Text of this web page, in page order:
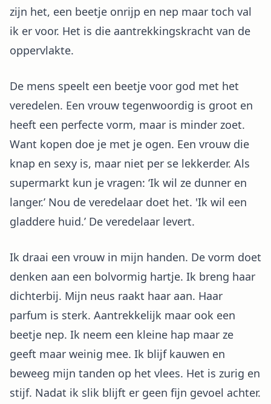
zijn het, een beetje onrijp en nep maar toch val
ik er voor. Het is die aantrekkingskracht van de
oppervlakte.
De mens speelt een beetje voor god met het
veredelen. Een vrouw tegenwoordig is groot en
heeft een perfecte vorm, maar is minder zoet.
Want kopen doe je met je ogen. Een vrouw die
knap en sexy is, maar niet per se lekkerder. Als
supermarkt kun je vragen: ‘Ik wil ze dunner en
langer.’ Nou de veredelaar doet het. 'Ik wil een
gladdere huid.’ De veredelaar levert.
Ik draai een vrouw in mijn handen. De vorm doet
denken aan een bolvormig hartje. Ik breng haar
dichterbij. Mijn neus raakt haar aan. Haar
parfum is sterk. Aantrekkelijk maar ook een
beetje nep. Ik neem een kleine hap maar ze
geeft maar weinig mee. Ik blijf kauwen en
beweeg mijn tanden op het vlees. Het is zurig en
stijf. Nadat ik slik blijft er geen fijn gevoel achter.